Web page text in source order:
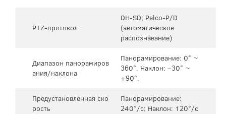
PTZ-протокол
DH-SD; Pelco-P/D
(автоматическое
распознавание)
Диапазон панорамиров
ания/наклона
Панорамирование: 0° ~
360°. Наклон: –30° ~
+90°.
Предустановленная ско
рость
Панорамирование:
240°/с; Наклон: 120°/с